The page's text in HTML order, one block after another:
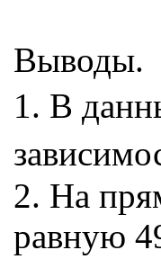
Выводы.
1. В
2. На
равную